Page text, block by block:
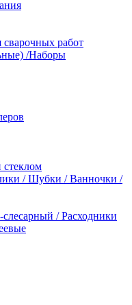
сварочных работ
/Наборы
стеклом
/ Шубки / Ванночки /
/ Расходники